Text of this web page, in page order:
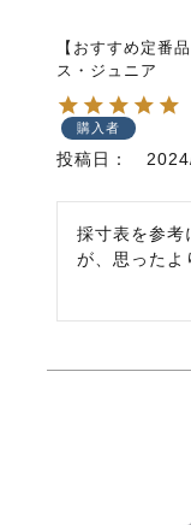
【おすすめ定番
ス・ジュニア
購入者
投稿日
採寸表を参考
が、思ったよ